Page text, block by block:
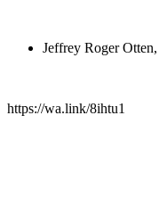
Jeffrey Roger
https://wa.link/8ihtu1